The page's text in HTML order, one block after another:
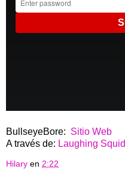
BullseyeBore: Sitio Web
A través de: Laughing Squid
Hilary en 2:22